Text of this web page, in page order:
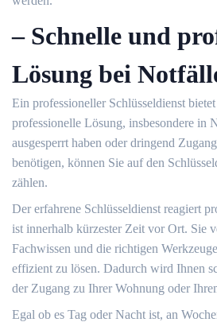
– Schnelle und
Lösung bei
Ein professioneller Schlüsseldienst
professionelle Lösung, insbesondere in
ausgesperrt haben oder dringend
benötigen, können Sie auf den
zählen.​
Der erfahrene Schlüsseldienst reagiert
ist innerhalb kürzester Zeit vor Ort.​ Sie
Fachwissen und die richtigen
effizient zu lösen.​ Dadurch wird Ihnen
der Zugang zu Ihrer Wohnung oder
Egal ob es Tag oder Nacht ist, an